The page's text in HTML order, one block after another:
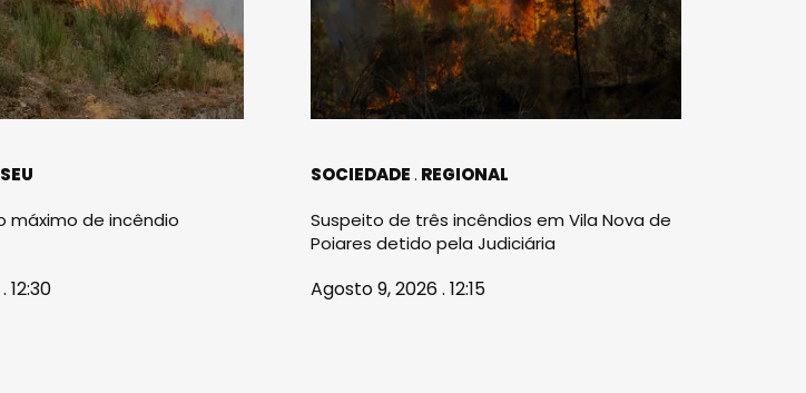
máximo de incêndio
12:30
SOCIEDADE REGIONAL
Suspeito de três incêndios em Vila Nova de
Poiares detido pela Judiciária
Agosto 9, 2026 . 12:15